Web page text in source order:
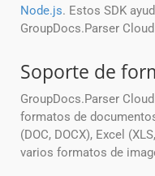
Node.js. Estos SDK
GroupDocs.Parser
Soporte de
GroupDocs.Parser
formatos de
(DOC, DOCX), Excel
varios formatos de